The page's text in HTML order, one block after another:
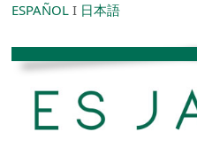
ESPAÑOL I 日本語